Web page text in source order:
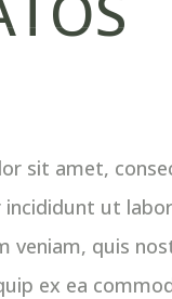
sit amet,
ut
veniam, quis
ex ea